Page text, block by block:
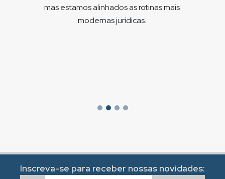
mas estamos alinhados as rotinas mais
modernas jurídicas.
Inscreva-se para receber nossas novidades: